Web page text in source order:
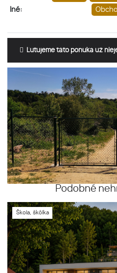
Iné:
Ľutujeme táto ponuka už
Podobné
Škola, škôlka